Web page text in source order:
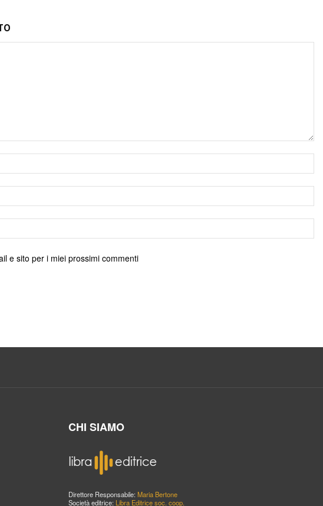
e sito per i miei prossimi commenti
CHI SIAMO
Direttore Responsabile: Maria Bertone
Società editrice: Libra Editrice soc. coop.